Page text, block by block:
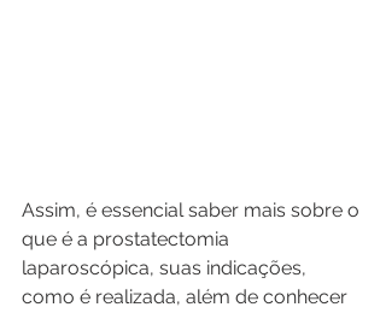
Assim, é essencial saber mais sobre o
que é a prostatectomia
laparoscópica, suas indicações,
como é realizada, além de conhecer